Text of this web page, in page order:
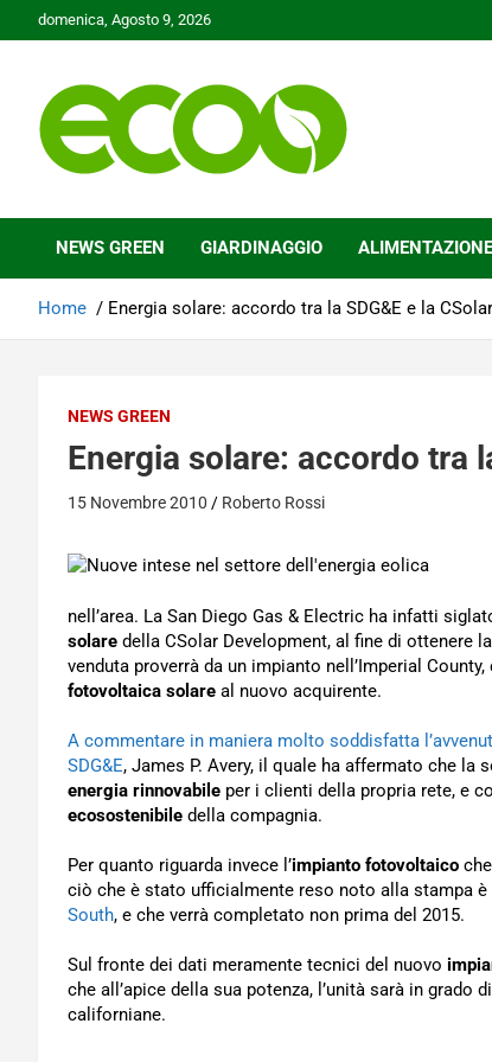
to
domenica, Agosto 9, 2026
Ecoo.it
NEWS GREEN GIARDINAGGIO ALIMENTAZIONE
Home Energia solare: accordo tra la SDG&E e la CSolar
NEWS GREEN
Energia solare: accordo tra
15 Novembre 2010 Roberto Rossi
nell’area. La San Diego Gas & Electric ha infatti
solare della CSolar Development, al fine di ottenere
venduta proverrà da un impianto nell’Imperial
fotovoltaica solare al nuovo acquirente.
A commentare in maniera molto soddisfatta
SDG&E, James P. Avery, il quale ha affermato che la
energia rinnovabile per i clienti della propria rete, e
ecosostenibile della compagnia.
Per quanto riguarda invece l’impianto fotovoltaico
ciò che è stato ufficialmente reso noto alla stampa è
South, e che verrà completato non prima del 2015.
Sul fronte dei dati meramente tecnici del nuovo
che all’apice della sua potenza, l’unità sarà in grado
californiane.